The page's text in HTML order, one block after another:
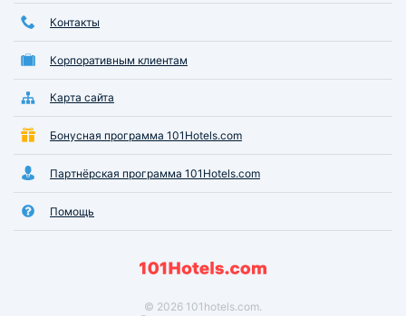
Контакты
Корпоративным клиентам
Карта сайта
Бонусная программа 101Hotels.com
Партнёрская программа 101Hotels.com
Помощь
© 2026 101hotels.com.